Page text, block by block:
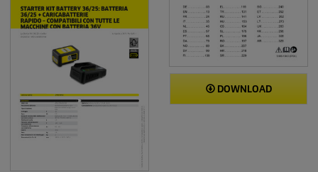
DOWNLOAD